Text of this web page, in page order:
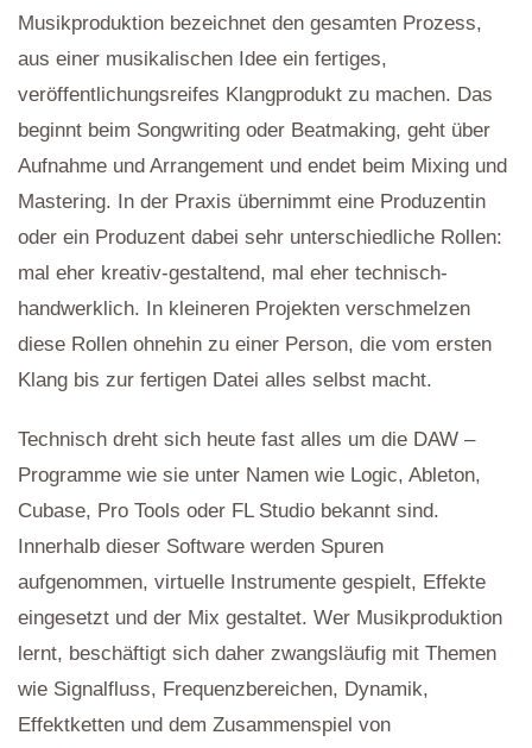
Musikproduktion bezeichnet den gesamten Prozess,
aus einer musikalischen Idee ein fertiges,
veröffentlichungsreifes Klangprodukt zu machen. Das
beginnt beim Songwriting oder Beatmaking, geht über
Aufnahme und Arrangement und endet beim Mixing und
Mastering. In der Praxis übernimmt eine Produzentin
oder ein Produzent dabei sehr unterschiedliche Rollen:
mal eher kreativ-gestaltend, mal eher technisch-
handwerklich. In kleineren Projekten verschmelzen
diese Rollen ohnehin zu einer Person, die vom ersten
Klang bis zur fertigen Datei alles selbst macht.
Technisch dreht sich heute fast alles um die DAW –
Programme wie sie unter Namen wie Logic, Ableton,
Cubase, Pro Tools oder FL Studio bekannt sind.
Innerhalb dieser Software werden Spuren
aufgenommen, virtuelle Instrumente gespielt, Effekte
eingesetzt und der Mix gestaltet. Wer Musikproduktion
lernt, beschäftigt sich daher zwangsläufig mit Themen
wie Signalfluss, Frequenzbereichen, Dynamik,
Effektketten und dem Zusammenspiel von